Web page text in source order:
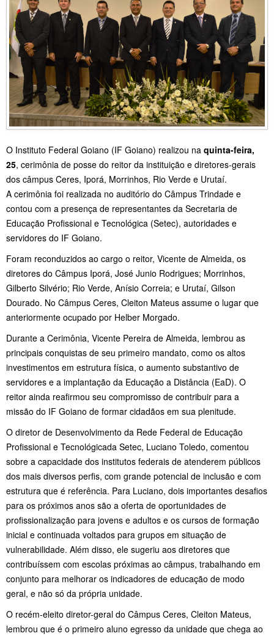
O Instituto Federal Goiano (IF Goiano) realizou na quinta-feira,
25, cerimônia de posse do reitor da instituição e diretores-gerais
dos câmpus Ceres, Iporá, Morrinhos, Rio Verde e Urutaí.
A cerimônia foi realizada no auditório do Câmpus Trindade e
contou com a presença de representantes da Secretaria de
Educação Profissional e Tecnológica (Setec), autoridades e
servidores do IF Goiano.
Foram reconduzidos ao cargo o reitor, Vicente de Almeida, os
diretores do Câmpus Iporá, José Junio Rodrigues; Morrinhos,
Gilberto Silvério; Rio Verde, Anísio Correia; e Urutaí, Gilson
Dourado. No Câmpus Ceres, Cleiton Mateus assume o lugar que
anteriormente ocupado por Helber Morgado.
Durante a Cerimônia, Vicente Pereira de Almeida, lembrou as
principais conquistas de seu primeiro mandato, como os altos
investimentos em estrutura física, o aumento substantivo de
servidores e a implantação da Educação a Distância (EaD). O
reitor ainda reafirmou seu compromisso de contribuir para a
missão do IF Goiano de formar cidadãos em sua plenitude.
O diretor de Desenvolvimento da Rede Federal de Educação
Profissional e Tecnológicada Setec, Luciano Toledo, comentou
sobre a capacidade dos institutos federais de atenderem públicos
dos mais diversos perfis, com grande potencial de inclusão e com
estrutura que é referência. Para Luciano, dois importantes desafios
para os próximos anos são a oferta de oportunidades de
profissionalização para jovens e adultos e os cursos de formação
inicial e continuada voltados para grupos em situação de
vulnerabilidade. Além disso, ele sugeriu aos diretores que
contribuíssem com escolas próximas ao câmpus, trabalhando em
conjunto para melhorar os indicadores de educação de modo
geral, e não só da própria unidade.
O recém-eleito diretor-geral do Câmpus Ceres, Cleiton Mateus,
lembrou que é o primeiro aluno egresso da unidade que chega ao